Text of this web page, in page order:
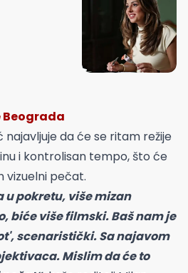
najavljuje da će se ritam režije
i kontrolisan tempo, što će
vizuelni pečat.
u pokretu, više mizan
biće više filmski. Baš nam je
scenaristički. Sa najavom
Mislim da će to